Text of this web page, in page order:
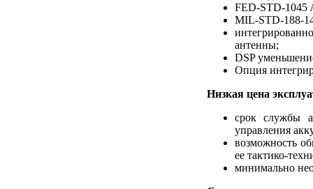
FED-STD-1045
MIL-STD-188-
антенны;
DSP
Опция
Низкая цена
срок службы
управления
возможность
ее тактико-
минимально